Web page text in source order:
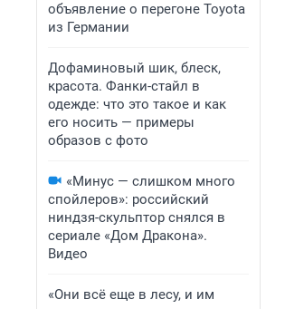
объявление о перегоне Toyota
из Германии
Дофаминовый шик, блеск,
красота. Фанки-стайл в
одежде: что это такое и как
его носить — примеры
образов с фото
«Минус — слишком много
спойлеров»: российский
ниндзя-скульптор снялся в
сериале «Дом Дракона».
Видео
«Они всё еще в лесу, и им